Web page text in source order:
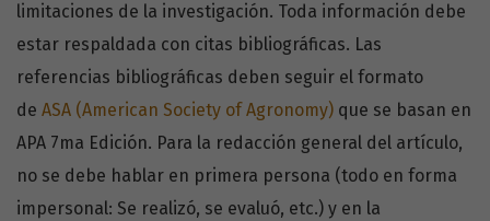
limitaciones de la investigación. Toda información debe
estar res­paldada con citas bibliográficas. Las
referencias bibliográficas deben seguir el formato
de ASA (American Society of Agronomy) que se basan en
APA 7ma Edición. Para la redacción general del artículo,
no se debe hablar en primera persona (todo en forma
impersonal: Se realizó, se evaluó, etc.) y en la